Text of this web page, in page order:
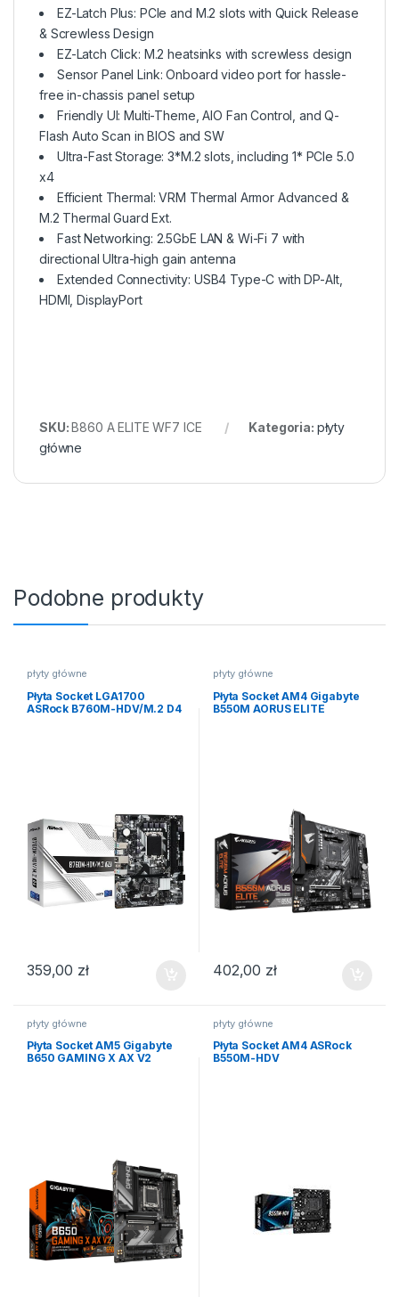
EZ-Latch Plus: PCIe and M.2 slots with Quick Release
& Screwless Design
EZ-Latch Click: M.2 heatsinks with screwless design
Sensor Panel Link: Onboard video port for hassle-
free in-chassis panel setup
Friendly UI: Multi-Theme, AIO Fan Control, and Q-
Flash Auto Scan in BIOS and SW
Ultra-Fast Storage: 3*M.2 slots, including 1* PCIe 5.0
x4
Efficient Thermal: VRM Thermal Armor Advanced &
M.2 Thermal Guard Ext.
Fast Networking: 2.5GbE LAN & Wi-Fi 7 with
directional Ultra-high gain antenna
Extended Connectivity: USB4 Type-C with DP-Alt,
HDMI, DisplayPort
SKU:B860 A ELITE WF7 ICE Kategoria: płyty
główne
Podobne produkty
płyty główne
Płyta Socket LGA1700
ASRock B760M-HDV/M.2 D4
359,00 zł
płyty główne
Płyta Socket AM4 Gigabyte
B550M AORUS ELITE
402,00 zł
płyty główne
Płyta Socket AM5 Gigabyte
B650 GAMING X AX V2
płyty główne
Płyta Socket AM4 ASRock
B550M-HDV